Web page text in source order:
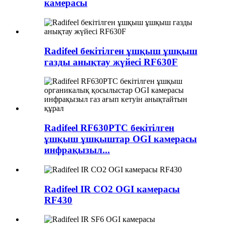
камерасы
Radifeel бекітілген ұшқыш ұшқыш
газды анықтау жүйесі RF630F
Radifeel RF630PTC бекітілген
ұшқыш ұшқыштар OGI камерасы
инфрақызыл...
Radifeel IR CO2 OGI камерасы
RF430